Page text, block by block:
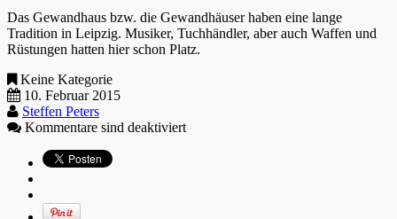
Das Gewandhaus bzw. die Gewandhäuser haben eine lange
Tradition in Leipzig. Musiker, Tuchhändler, aber auch Waffen und
Rüstungen hatten hier schon Platz.
Keine Kategorie
10. Februar 2015
Steffen Peters
Kommentare sind deaktiviert